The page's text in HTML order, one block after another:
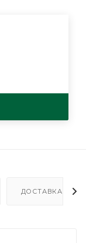
ДОСТАВКА